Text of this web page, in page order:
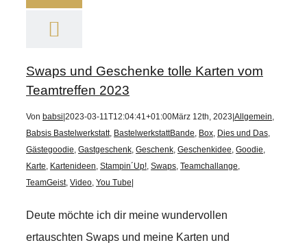
Swaps und Geschenke tolle Karten vom
Teamtreffen 2023
Von babsi 2023-03-11T12:04:41+01:00März 12th, 2023 Allgemein,
Babsis Bastelwerkstatt, BastelwerkstattBande, Box, Dies und Das,
Gästegoodie, Gastgeschenk, Geschenk, Geschenkidee, Goodie,
Karte, Kartenideen, Stampin´Up!, Swaps, Teamchallange,
TeamGeist, Video, You Tube
Deute möchte ich dir meine wundervollen
ertauschten Swaps und meine Karten und